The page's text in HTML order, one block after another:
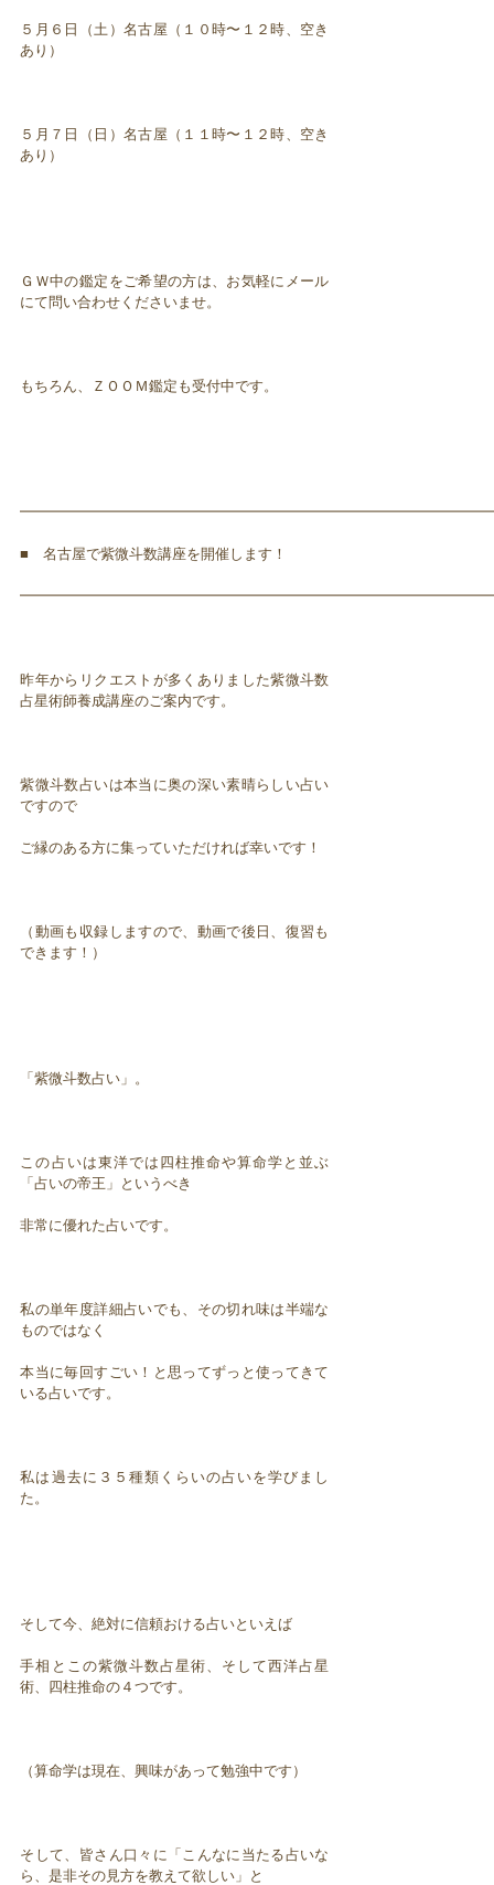
５月６日（土）名古屋（１０時〜１２時、空き
あり）
５月７日（日）名古屋（１１時〜１２時、空き
あり）
ＧＷ中の鑑定をご希望の方は、お気軽にメール
にて問い合わせくださいませ。
もちろん、ＺＯＯＭ鑑定も受付中です。
■ 名古屋で紫微斗数講座を開催します！
昨年からリクエストが多くありました紫微斗数
占星術師養成講座のご案内です。
紫微斗数占いは本当に奥の深い素晴らしい占い
ですので
ご縁のある方に集っていただければ幸いです！
（動画も収録しますので、動画で後日、復習も
できます！）
「紫微斗数占い」。
この占いは東洋では四柱推命や算命学と並ぶ
「占いの帝王」というべき
非常に優れた占いです。
私の単年度詳細占いでも、その切れ味は半端な
ものではなく
本当に毎回すごい！と思ってずっと使ってきて
いる占いです。
私は過去に３５種類くらいの占いを学びまし
た。
そして今、絶対に信頼おける占いといえば
手相とこの紫微斗数占星術、そして西洋占星
術、四柱推命の４つです。
（算命学は現在、興味があって勉強中です）
そして、皆さん口々に「こんなに当たる占いな
ら、是非その見方を教えて欲しい」と